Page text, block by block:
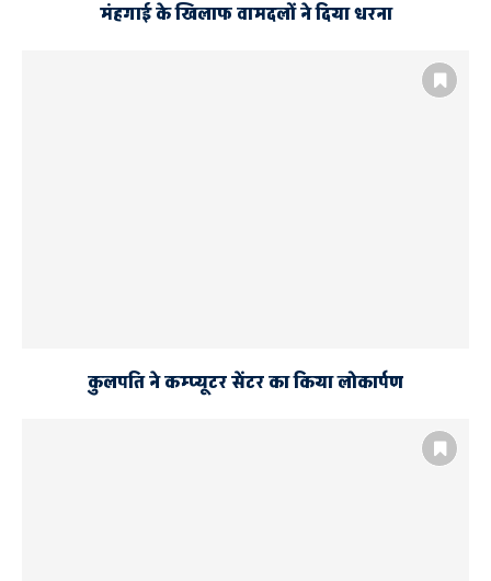
मंहगाई के खिलाफ वामदलों ने दिया धरना
कुलपति ने कम्प्यूटर सेंटर का किया लोकार्पण